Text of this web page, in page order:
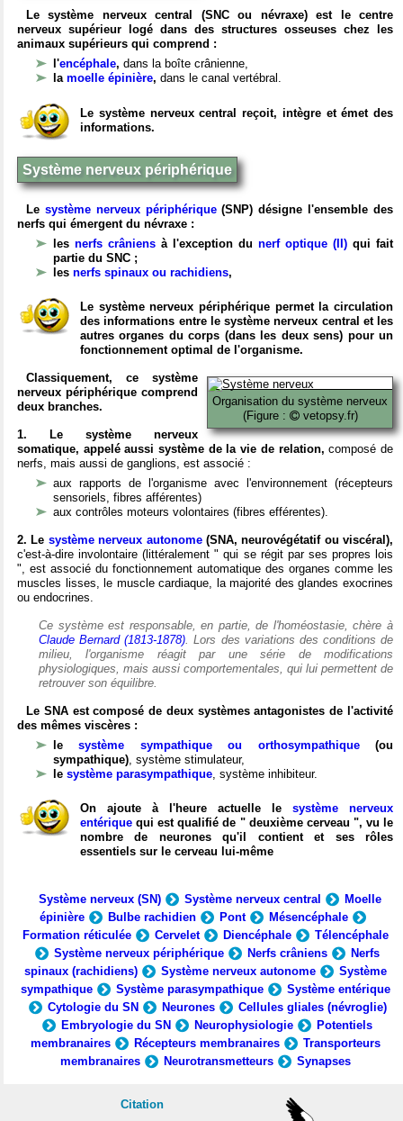
Le système nerveux central (SNC ou névraxe) est le centre
nerveux supérieur logé dans des structures osseuses chez les
animaux supérieurs qui comprend :
l'encéphale, dans la boîte crânienne,
la moelle épinière, dans le canal vertébral.
Le système nerveux central reçoit, intègre et émet des
informations.
Système nerveux périphérique
Le système nerveux périphérique(SNP) désigne l'ensemble des
nerfs qui émergent du névraxe :
les nerfs crâniens à l'exception du nerf optique (II) qui fait
partie du SNC ;
les nerfs spinaux ou rachidiens,
Le système nerveux périphérique permet la circulation
des informations entre le système nerveux central et les
autres organes du corps (dans les deux sens) pour un
fonctionnement optimal de l'organisme.
Organisation du système nerveux
(Figure :
vetopsy.fr)
Classiquement, ce système
nerveux périphérique comprend
deux branches.
1. Le système nerveux
somatique, appelé aussi système de la vie de relation, composé de
nerfs, mais aussi de ganglions, est associé :
aux rapports de l'organisme avec l'environnement (récepteurs
sensoriels, fibres afférentes)
aux contrôles moteurs volontaires (fibres efférentes).
2. Le système nerveux autonome(SNA, neurovégétatif ou viscéral),
c'est-à-dire involontaire (littéralement " qui se régit par ses propres lois
", est associé du fonctionnement automatique des organes comme les
muscles lisses, le muscle cardiaque, la majorité des glandes exocrines
ou endocrines.
Ce système est responsable, en partie, de l'homéostasie, chère à
Claude Bernard (1813-1878). Lors des variations des conditions de
milieu, l'organisme réagit par une série de modifications
physiologiques, mais aussi comportementales, qui lui permettent de
retrouver son équilibre.
Le SNA est composé de deux systèmes antagonistes de l'activité
des mêmes viscères :
lesystème sympathique ou orthosympathique(ou
sympathique), système stimulateur,
le système parasympathique, système inhibiteur.
On ajoute à l'heure actuelle le système nerveux
entérique qui est qualifié de " deuxième cerveau ", vu le
nombre de neurones qu'il contient et ses rôles
essentiels sur le cerveau lui-même
Système nerveux (SN) Système nerveux central
Moelle
épinière
Bulbe rachidien Pont
Mésencéphale
Formation réticulée
Cervelet Diencéphale
Télencéphale
Système nerveux périphérique
Nerfs crâniens
Nerfs
spinaux (rachidiens)
Système nerveux autonome
Système
sympathique
Système parasympathique
Système entérique
Cytologie du SN
Neurones
Cellules gliales (névroglie)
Embryologie du SN
Neurophysiologie
Potentiels
membranaires
Récepteurs membranaires
Transporteurs
membranaires
Neurotransmetteurs Synapses
Citation